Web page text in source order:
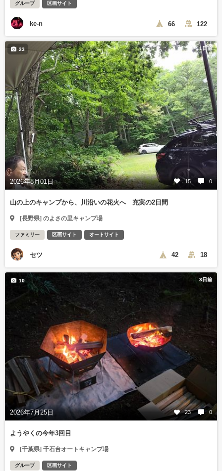
グループ 区画サイト
ke-n 66 122
1日前
2026年8月01日 15 0
23
山の上のキャンプから、川沿いの花火へ 充実の2日間
[長野県] のよさの里キャンプ場
ファミリー 区画サイト オートサイト
セツ 42 18
3日前
2026年7月25日 23 0
10
ようやくの今年3回目
[千葉県] 千石台オートキャンプ場
グループ 区画サイト